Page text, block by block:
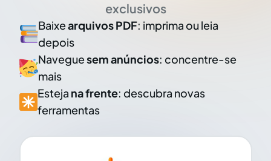
exclusivos
Baixearquivos PDF: imprima ou leia
depois
Naveguesem anúncios: concentre-se
mais
Esteja na frente: descubra novas
ferramentas